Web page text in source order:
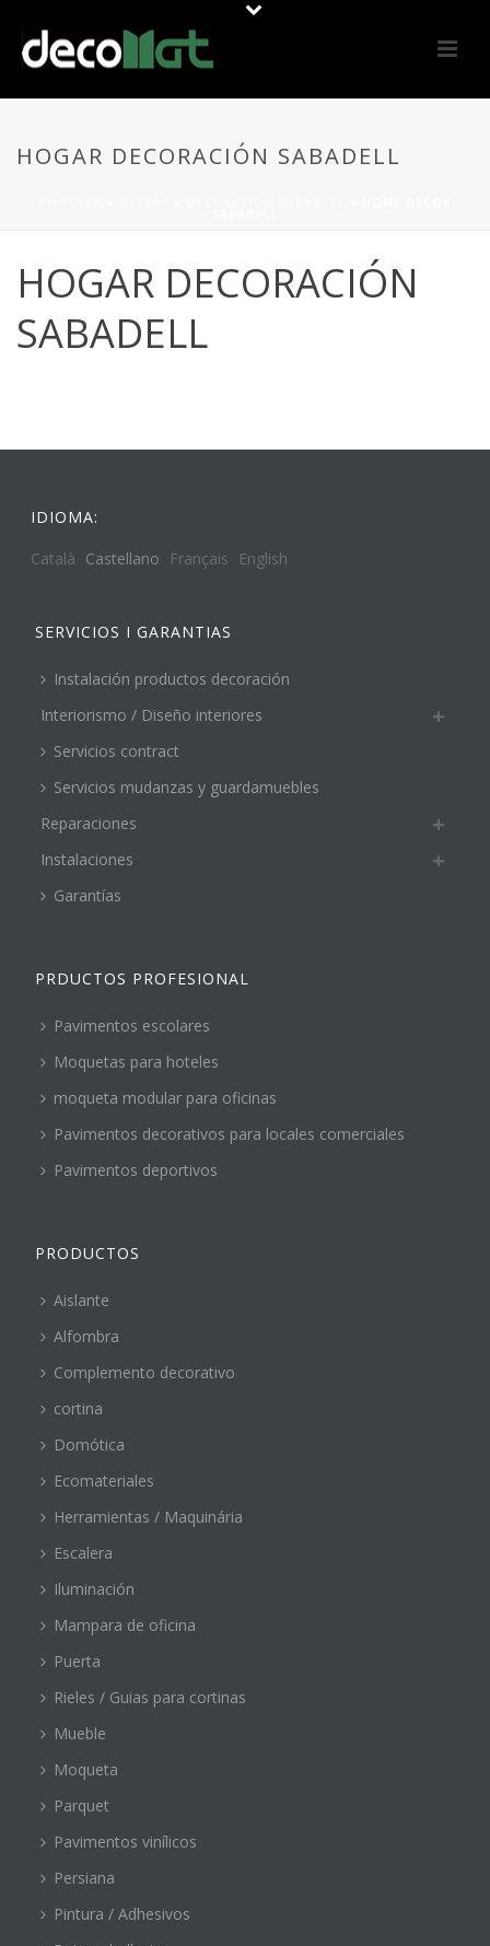
HOGAR DECORACIÓN SABADELL
HOGAR DECORACIÓN
SABADELL
IDIOMA:
Català Castellano Français English
SERVICIOS I GARANTIAS
Instalación productos decoración
Interiorismo / Diseño interiores
Servicios contract
Servicios mudanzas y guardamuebles
Reparaciones
Instalaciones
Garantías
PRDUCTOS PROFESIONAL
Pavimentos escolares
Moquetas para hoteles
moqueta modular para oficinas
Pavimentos decorativos para locales comerciales
Pavimentos deportivos
PRODUCTOS
Aislante
Alfombra
Complemento decorativo
cortina
Domótica
Ecomateriales
Herramientas / Maquinária
Escalera
Iluminación
Mampara de oficina
Puerta
Rieles / Guias para cortinas
Mueble
Moqueta
Parquet
Pavimentos vinílicos
Persiana
Pintura / Adhesivos